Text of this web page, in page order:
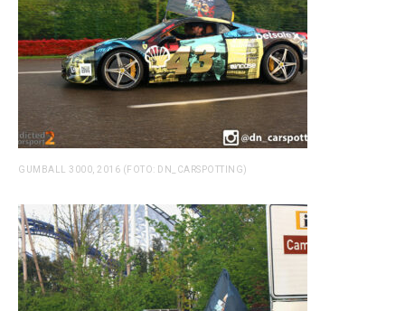
GUMBALL 3000, 2016 (FOTO: DN_CARSPOTTING)